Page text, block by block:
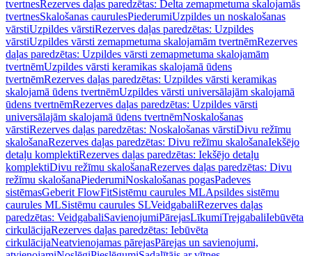
tvertnesRezerves daļas paredzētas: Delta zemapmetuma skalojamās
tvertnesSkalošanas caurulesPiederumiUzpildes un noskalošanas
vārstiUzpildes vārstiRezerves daļas paredzētas: Uzpildes
vārstiUzpildes vārsti zemapmetuma skalojamām tvertnēmRezerves
daļas paredzētas: Uzpildes vārsti zemapmetuma skalojamām
tvertnēmUzpildes vārsti keramikas skalojamā ūdens
tvertnēmRezerves daļas paredzētas: Uzpildes vārsti keramikas
skalojamā ūdens tvertnēmUzpildes vārsti universālajām skalojamā
ūdens tvertnēmRezerves daļas paredzētas: Uzpildes vārsti
universālajām skalojamā ūdens tvertnēmNoskalošanas
vārstiRezerves daļas paredzētas: Noskalošanas vārstiDivu režīmu
skalošanaRezerves daļas paredzētas: Divu režīmu skalošanaIekšējo
detaļu komplektiRezerves daļas paredzētas: Iekšējo detaļu
komplektiDivu režīmu skalošanaRezerves daļas paredzētas: Divu
režīmu skalošanaPiederumiNoskalošanas pogasPadeves
sistēmasGeberit FlowFitSistēmu caurules MLApsildes sistēmu
caurules MLSistēmu caurules SLVeidgabaliRezerves daļas
paredzētas: VeidgabaliSavienojumiPārejasLīkumiTrejgabaliIebūvēta
cirkulācijaRezerves daļas paredzētas: Iebūvēta
cirkulācijaNeatvienojamas pārejasPārejas un savienojumi,